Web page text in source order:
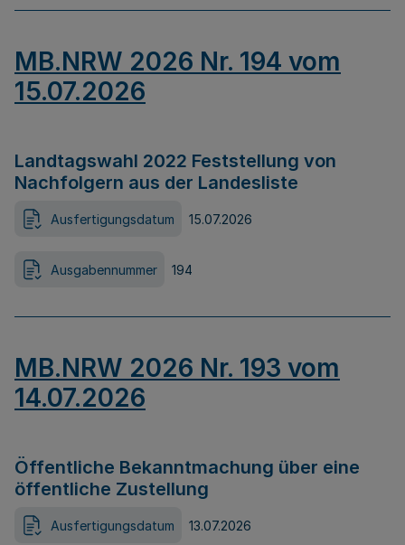
MB.NRW 2026 Nr. 194 vom
15.07.2026
Landtagswahl 2022 Feststellung von
Nachfolgern aus der Landesliste
Ausfertigungsdatum 15.07.2026
Ausgabennummer 194
MB.NRW 2026 Nr. 193 vom
14.07.2026
Öffentliche Bekanntmachung über eine
öffentliche Zustellung
Ausfertigungsdatum 13.07.2026